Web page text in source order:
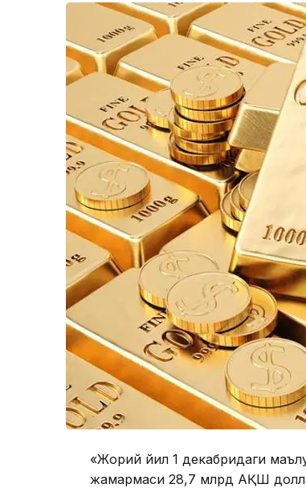
«Жорий йил 1 декабридаги
жамҳармаси 28,7 млрд АҚШ